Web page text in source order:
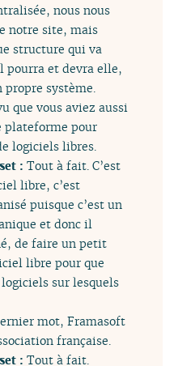
nous nous
notre site, mais
structure qui va
et devra elle,
système.
que vous aviez aussi
plateforme pour
logiciels libres.
:Tout à fait. C’est
libre, c’est
puisque c’est un
et donc il
de faire un petit
libre pour que
sur lesquels
mot, Framasoft
française.
:Tout à fait.